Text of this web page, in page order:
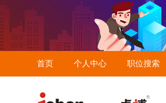
首页 个人中心 职位搜索